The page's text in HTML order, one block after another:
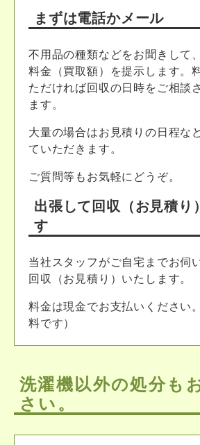
まずは電話かメール
不用品の種類などをお聞きして
料金（買取額）を提示します。
ただければ回収の日時をご相談
ます。
大量の場合はお見積りの日程な
ていただきます。
ご質問等もお気軽にどうぞ。
出張して回収（お見積り
す
当社スタッフがご自宅までお伺
回収（お見積り）いたします。
料金は現金でお支払いください
料です）
洗濯機以外の処分も
さい。